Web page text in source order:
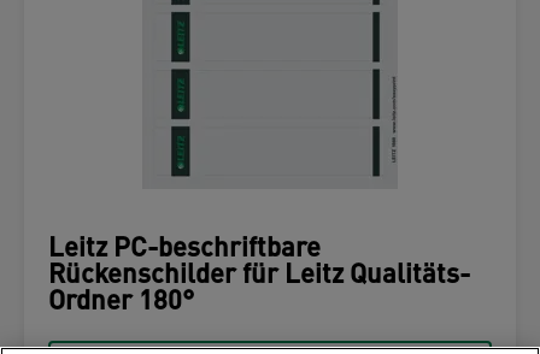
Leitz PC-beschriftbare
Rückenschilder für Leitz Qualitäts-
Ordner 180°